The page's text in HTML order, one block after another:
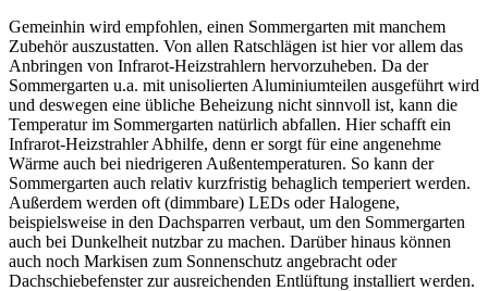
Gemeinhin wird empfohlen, einen Sommergarten mit manchem
Zubehör auszustatten. Von allen Ratschlägen ist hier vor allem das
Anbringen von Infrarot-Heizstrahlern hervorzuheben. Da der
Sommergarten u.a. mit unisolierten Aluminiumteilen ausgeführt wird
und deswegen eine übliche Beheizung nicht sinnvoll ist, kann die
Temperatur im Sommergarten natürlich abfallen. Hier schafft ein
Infrarot-Heizstrahler Abhilfe, denn er sorgt für eine angenehme
Wärme auch bei niedrigeren Außentemperaturen. So kann der
Sommergarten auch relativ kurzfristig behaglich temperiert werden.
Außerdem werden oft (dimmbare) LEDs oder Halogene,
beispielsweise in den Dachsparren verbaut, um den Sommergarten
auch bei Dunkelheit nutzbar zu machen. Darüber hinaus können
auch noch Markisen zum Sonnenschutz angebracht oder
Dachschiebefenster zur ausreichenden Entlüftung installiert werden.